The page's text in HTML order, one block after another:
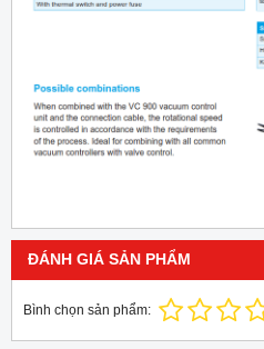
ĐÁNH GIÁ SẢN PHẨM
Bình chọn sản phẩm: